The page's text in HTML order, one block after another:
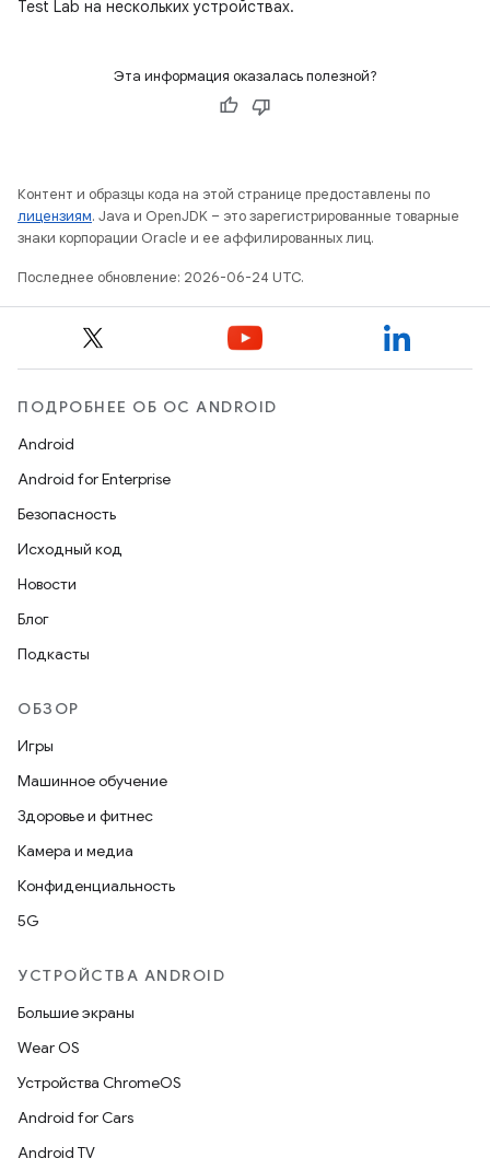
Test Lab на нескольких устройствах.
Эта информация оказалась полезной?
Контент и образцы кода на этой странице предоставлены по
лицензиям. Java и OpenJDK – это зарегистрированные товарные
знаки корпорации Oracle и ее аффилированных лиц.
Последнее обновление: 2026-06-24 UTC.
ПОДРОБНЕЕ ОБ ОС ANDROID
Android
Android for Enterprise
Безопасность
Исходный код
Новости
Блог
Подкасты
ОБЗОР
Игры
Машинное обучение
Здоровье и фитнес
Камера и медиа
Конфиденциальность
5G
УСТРОЙСТВА ANDROID
Большие экраны
Wear OS
Устройства ChromeOS
Android for Cars
Android TV